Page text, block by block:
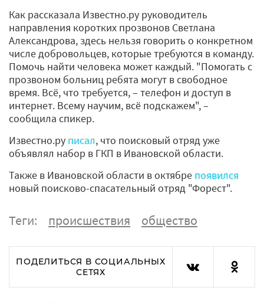
Как рассказала Известно.ру руководитель
направления коротких прозвонов Светлана
Александрова, здесь нельзя говорить о конкретном
числе добровольцев, которые требуются в команду.
Помочь найти человека может каждый. "Помогать с
прозвоном больниц ребята могут в свободное
время. Всё, что требуется, – телефон и доступ в
интернет. Всему научим, всё подскажем", –
сообщила спикер.
Известно.ру писал, что поисковый отряд уже
объявлял набор в ГКП в Ивановской области.
Также в Ивановской области в октябре появился
новый поисково-спасательный отряд "Форест".
Теги: происшествия общество
ПОДЕЛИТЬСЯ В СОЦИАЛЬНЫХ
СЕТЯХ